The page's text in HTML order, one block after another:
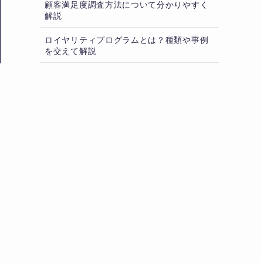
顧客満足度調査方法について分かりやすく
解説
ロイヤリティプログラムとは？種類や事例
を交えて解説